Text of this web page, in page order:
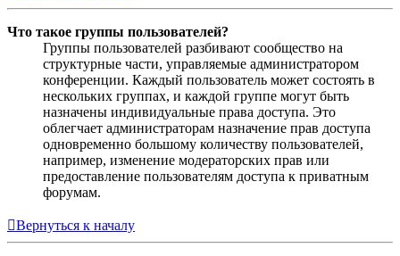
Что такое группы пользователей?
Группы пользователей разбивают сообщество на
структурные части, управляемые администратором
конференции. Каждый пользователь может состоять в
нескольких группах, и каждой группе могут быть
назначены индивидуальные права доступа. Это
облегчает администраторам назначение прав доступа
одновременно большому количеству пользователей,
например, изменение модераторских прав или
предоставление пользователям доступа к приватным
форумам.
Вернуться к началу